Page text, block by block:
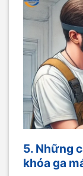
5. Những
khóa ga